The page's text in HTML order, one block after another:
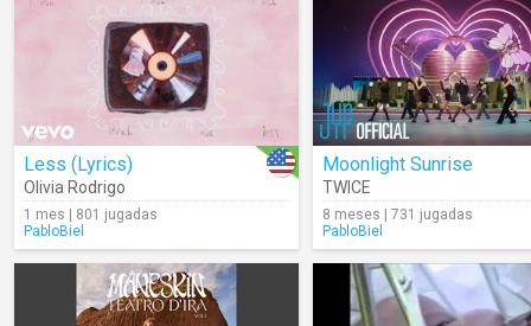
Less (Lyrics)
Olivia Rodrigo
1 mes | 801 jugadas
PabloBiel
Moonlight Sunrise
TWICE
8 meses | 731 jugadas
PabloBiel